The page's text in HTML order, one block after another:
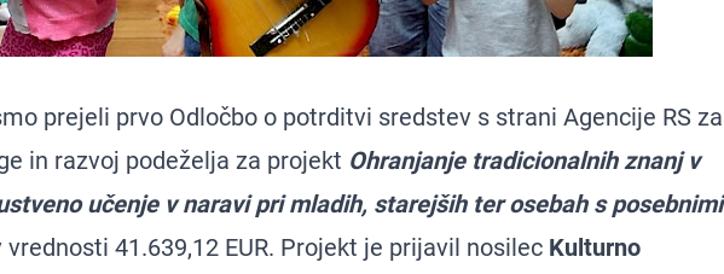
prejeli prvo Odločbo o potrditvi sredstev s strani Agencije RS za
in razvoj podeželja za projekt Ohranjanje tradicionalnih znanj v
učenje v naravi pri mladih, starejših ter osebah s posebnimi
vrednosti 41.639,12 EUR. Projekt je prijavil nosilec Kulturno